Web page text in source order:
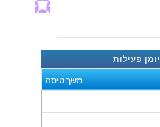
יומן פעילות
משך טיסה